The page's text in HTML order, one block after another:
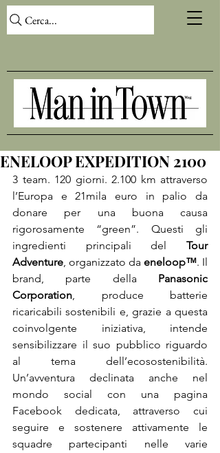
Cerca...
ENELOOP EXPEDITION 2100
3 team. 120 giorni. 2.100 km attraverso
l’Europa e 21mila euro in palio da
donare per una buona causa
rigorosamente “green”. Questi gli
ingredienti principali del Tour
Adventure, organizzato da eneloop™. Il
brand, parte della Panasonic
Corporation, produce batterie
ricaricabili sostenibili e, grazie a questa
coinvolgente iniziativa, intende
sensibilizzare il suo pubblico riguardo
al tema dell’ecosostenibilità.
Un’avventura declinata anche nel
mondo social con una pagina
Facebook dedicata, attraverso cui
seguire e sostenere attivamente le
squadre partecipanti nelle varie